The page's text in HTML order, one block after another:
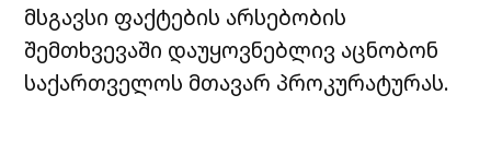
მსგავსი ფაქტების არსებობის
შემთხვევაში დაუყოვნებლივ აცნობონ
საქართველოს მთავარ პროკურატურას.